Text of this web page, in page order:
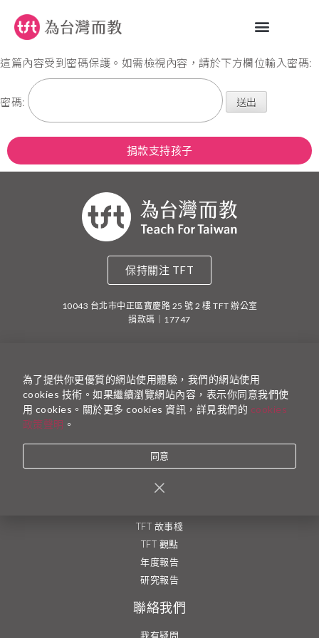
這篇內容受到密碼保護。如需檢視內容，請於下方欄位輸入密碼:
密碼:
捐款支持孩子
保持關注 TFT
10043 台北市中正區寶慶路 25 號 2 樓 TFT 辦公室
捐款碼｜17747
加入 TFT 計畫
捐款支持
成為志工
了解更多
最新活動資訊
TFT 故事棧
TFT 觀點
年度報告
研究報告
聯絡我們
我有疑問
為了提供你更優質的網站使用體驗，我們的網站使用
cookies 技術。如果繼續瀏覽網站內容，表示你同意我們使
用 cookies。關於更多 cookies 資訊，詳見我們的 cookies
政策聲明 。
同意